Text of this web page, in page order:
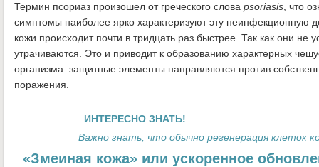
Термин псориаз произошел от греческого слова psoriasis , что
симптомы наиболее ярко характеризуют эту неинфекционную
кожи происходит почти в тридцать раз быстрее. Так как они не
утрачиваются. Это и приводит к образованию характерных
организма: защитные элементы направляются против
поражения.
ИНТЕРЕСНО ЗНАТЬ!
Важно знать, что обычно регенерация клеток
«Змеиная кожа» или ускоренное